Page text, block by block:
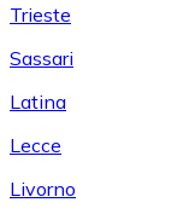
Trieste
Sassari
Latina
Lecce
Livorno